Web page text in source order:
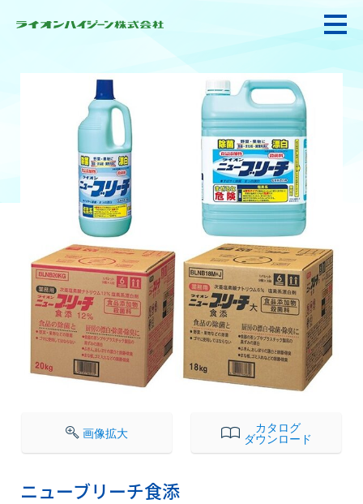
私たちの強み・使命
お悩み解決
感染防止対策・食品衛生
製品情報
衛生サービス
ニューブリーチ食添
画像拡大
カタログ
ダウンロード